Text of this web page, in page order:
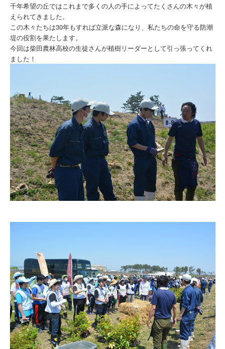
千年希望の丘ではこれまで多くの人の手によってたくさんの木々が植
えられてきました。
この木々たちは30年もすれば立派な森になり、私たちの命を守る防潮
堤の役割を果たします。
今回は柴田農林高校の生徒さんが植樹リーダーとして引っ張ってくれ
ました！